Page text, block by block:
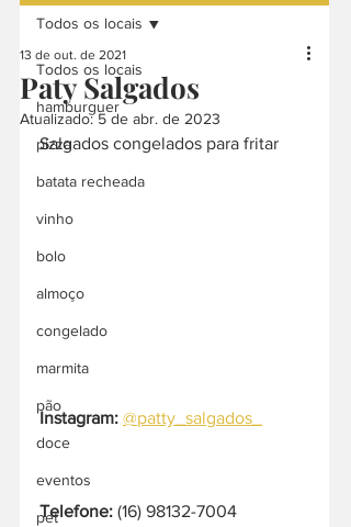
Todos os locais
hamburguer
pizza
batata recheada
vinho
bolo
almoço
congelado
marmita
pão
doce
eventos
pet
Todos os locais
Paty Salgados
13 de out. de 2021
Atualizado:5 de abr. de 2023
Salgados congelados para fritar
Instagram: @patty_salgados_
Telefone: (16) 98132-7004